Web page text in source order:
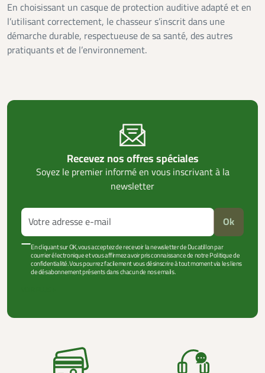
En choisissant un casque de protection auditive adapté et en
l’utilisant correctement, le chasseur s’inscrit dans une
démarche durable, respectueuse de sa santé, des autres
pratiquants et de l’environnement.
Recevez nos offres spéciales
Soyez le premier informé en vous inscrivant à la
newsletter
Ok
En cliquant sur OK, vous acceptez de recevoir la newsletter de Ducatillon par
courrier électronique et vous affirmez avoir pris connaissance de notre Politique de
confidentialité. Vous pourrez facilement vous désinscrire à tout moment via les liens
de désabonnement présents dans chacun de nos emails.